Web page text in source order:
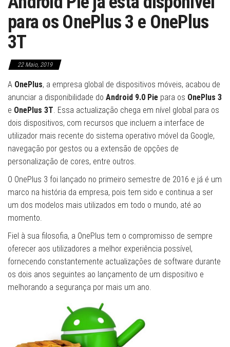
para os OnePlus 3 e OnePlus
3T
22 Maio, 2019
A OnePlus, a empresa global de dispositivos móveis, acabou de
anunciar a disponibilidade do Android 9.0 Pie para os OnePlus 3
e OnePlus 3T. Essa actualização chega em nível global para os
dois dispositivos, com recursos que incluem a interface de
utilizador mais recente do sistema operativo móvel da Google,
navegação por gestos ou a extensão de opções de
personalização de cores, entre outros.
O OnePlus 3 foi lançado no primeiro semestre de 2016 e já é um
marco na história da empresa, pois tem sido e continua a ser
um dos modelos mais utilizados em todo o mundo, até ao
momento.
Fiel à sua filosofia, a OnePlus tem o compromisso de sempre
oferecer aos utilizadores a melhor experiência possível,
fornecendo constantemente actualizações de software durante
os dois anos seguintes ao lançamento de um dispositivo e
melhorando a segurança por mais um ano.